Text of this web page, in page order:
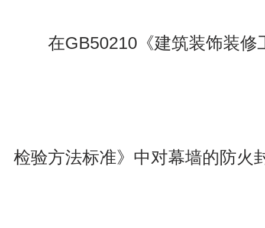
在GB50210《建筑装饰装
检验方法标准》中对幕墙的防火